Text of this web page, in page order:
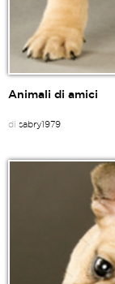
Animali di amici
di sabry1979